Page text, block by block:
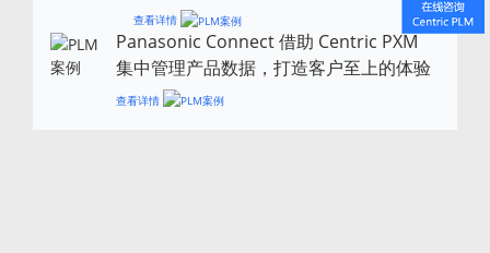
查看详情
Panasonic Connect 借助 Centric PXM
集中管理产品数据，打造客户至上的体验
查看详情